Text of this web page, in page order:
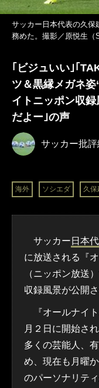
サッカー日本代表の久保
務めた。撮影／原悦生
｢ビジュいい｣｢
ツ＆黒縁メガネ
イトニッポン収
だよー｣の声
サッカー批評
海外 ソシエダ 久保
サッカー 日本
に放送される『
（ニッポン放送
収録風景が公開
『オールナイト
月２日に開始さ
多くの芸能人、
め、現在も月曜
のパーソナリテ